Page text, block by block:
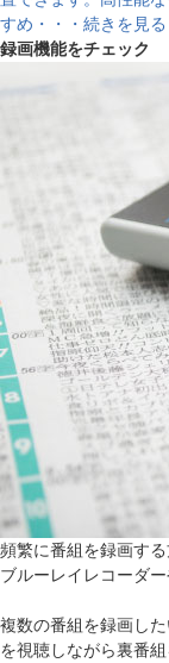
すめ・・・続きを見る
録画機能をチェック
頻繁に番組を録画す
ブルーレイレコーダ
複数の番組を録画し
を視聴しながら裏番